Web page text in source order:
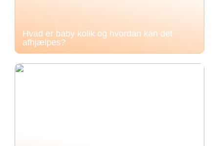
Hvad er baby kolik og hvordan kan det
afhjælpes?